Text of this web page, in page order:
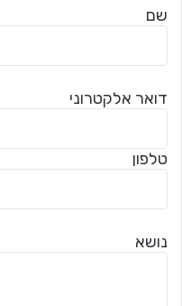
שם
דואר אלקטרוני
טלפון
נושא